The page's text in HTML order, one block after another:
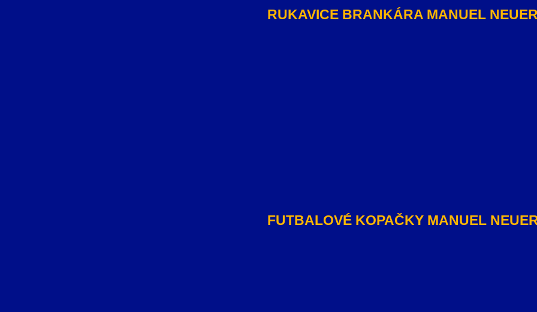
RUKAVICE BRANKÁRA MANUEL
FUTBALOVÉ KOPAČKY MANUEL